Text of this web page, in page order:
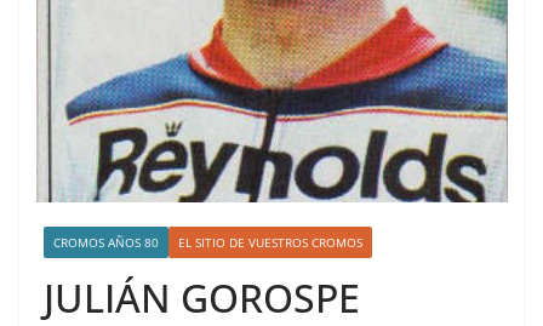
CROMOS AÑOS 80 EL SITIO DE VUESTROS CROMOS
JULIÁN GOROSPE